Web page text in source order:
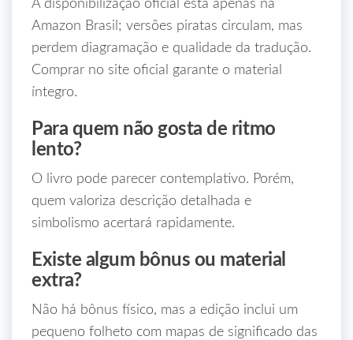
A disponibilização oficial está apenas na
Amazon Brasil; versões piratas circulam, mas
perdem diagramação e qualidade da tradução.
Comprar no site oficial garante o material
íntegro.
Para quem não gosta de ritmo
lento?
O livro pode parecer contemplativo. Porém,
quem valoriza descrição detalhada e
simbolismo acertará rapidamente.
Existe algum bônus ou material
extra?
Não há bônus físico, mas a edição inclui um
pequeno folheto com mapas de significado das